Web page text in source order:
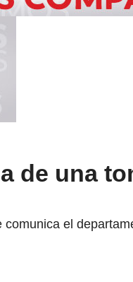
de una
el